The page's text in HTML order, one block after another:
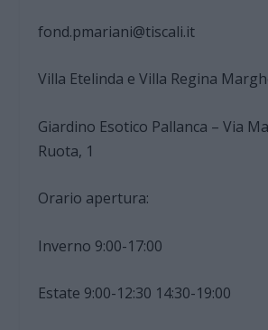
fond.pmariani@tiscali.it
Villa Etelinda e Villa Regina
Giardino Esotico Pallanca – Via
Ruota, 1
Orario apertura:
Inverno 9:00-17:00
Estate 9:00-12:30 14:30-19:00